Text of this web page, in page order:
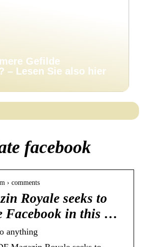
Gefilde
– Lesen Sie also hier
facebook
› comments
Royale seeks to
Facebook in this …
anything